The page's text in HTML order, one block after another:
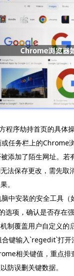
程序劫持首页的具体
任务栏上的Chrome
添加了陌生网址。
法保存更改，需先取
。
中安装的安全工具（
选项，确认是否存
制覆盖用户自定义的
键输入`regedit`打开
相关键值，重点
防误删关键数据。